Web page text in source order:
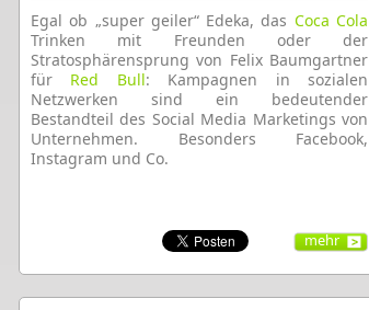
Egal ob „super geiler“ Edeka, das Coca Cola
Trinken mit Freunden oder der
Stratosphärensprung von Felix Baumgartner
für Red Bull: Kampagnen in sozialen
Netzwerken sind ein bedeutender
Bestandteil des Social Media Marketings von
Unternehmen. Besonders Facebook,
Instagram und Co.
mehr